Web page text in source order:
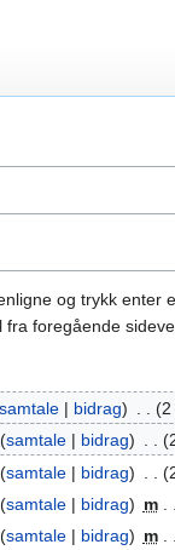
og trykk enter
fra foregående
bidrag 2
samtale bidrag
samtale bidrag
samtale bidrag m
samtale bidrag m